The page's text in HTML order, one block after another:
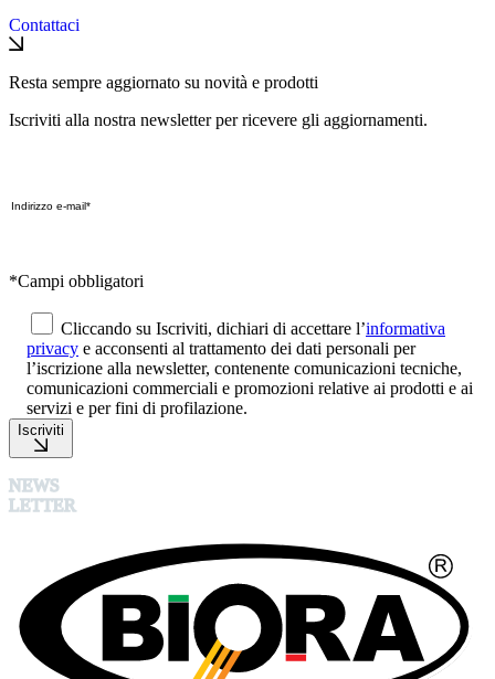
Contattaci
Resta sempre aggiornato su novità e prodotti
Iscriviti alla nostra newsletter per ricevere gli aggiornamenti.
*Campi obbligatori
Cliccando su Iscriviti, dichiari di accettare l’informativa
privacy e acconsenti al trattamento dei dati personali per
l’iscrizione alla newsletter, contenente comunicazioni tecniche,
comunicazioni commerciali e promozioni relative ai prodotti e ai
servizi e per fini di profilazione.
Iscriviti
NEWS
LETTER